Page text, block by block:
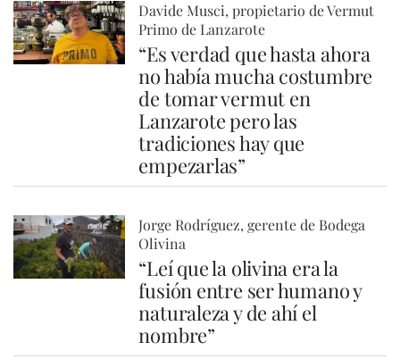
Davide Musci, propietario de Vermut
Primo de Lanzarote
“Es verdad que hasta ahora
no había mucha costumbre
de tomar vermut en
Lanzarote pero las
tradiciones hay que
empezarlas”
Jorge Rodríguez, gerente de Bodega
Olivina
“Leí que la olivina era la
fusión entre ser humano y
naturaleza y de ahí el
nombre”